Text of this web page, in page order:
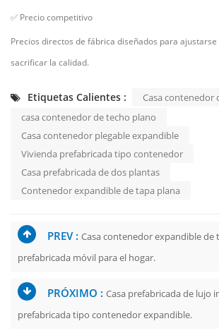
✅ Precio competitivo
Precios directos de fábrica diseñados para
sacrificar la calidad.
Etiquetas Calientes :
Casa contenedor
casa contenedor de techo plano
Casa contenedor plegable expandible
Vivienda prefabricada tipo contenedor
Casa prefabricada de dos plantas
Contenedor expandible de tapa plana
PREV : Casa contenedor expandible de
prefabricada móvil para el hogar.
PRÓXIMO : Casa prefabricada de lujo
prefabricada tipo contenedor expandible.